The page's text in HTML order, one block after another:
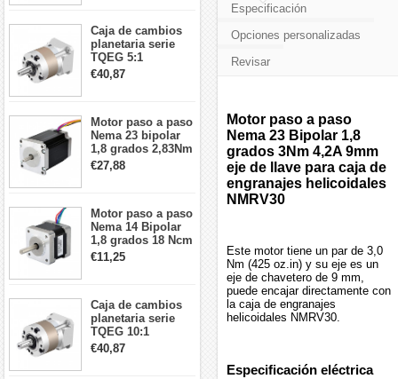
Robot CNC DIY
Caja de cambios
planetaria serie
TQEG 5:1
contragolpe 15
arcmin para motor
€40,87
Motor paso a paso
Nema 23 bipolar
1,8 grados 2,83Nm
4A 2,26 V
57x57x84mm 8
€27,88
Motor paso a paso
Nema 14 Bipolar
1,8 grados 18 Ncm
0,8 A 5,74 V 35 x
35 x 34 mm 4
€11,25
Caja de cambios
planetaria serie
TQEG 10:1
contragolpe 15
arcmin para motor
€40,87
Especificación
Opciones personalizadas
Revisar
Motor paso a paso
Nema 23 Bipolar 1,8
grados 3Nm 4,2A 9mm
eje de llave para caja de
engranajes helicoidales
NMRV30
Este motor tiene un par de 3,0
Nm (425 oz.in) y su eje es un
eje de chavetero de 9 mm,
puede encajar directamente con
la caja de engranajes
helicoidales NMRV30.
Especificación eléctrica